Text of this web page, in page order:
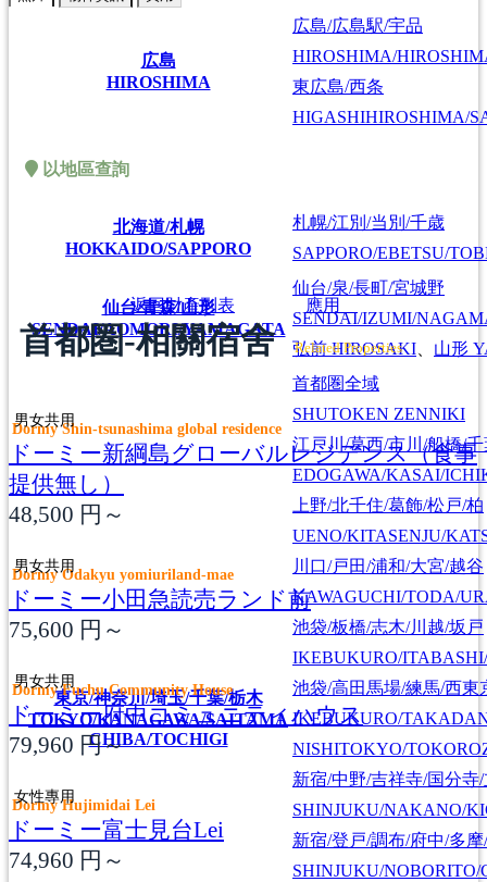
広島
HIROSHIMA
広島/広島駅/宇品
HIROSHIMA/
東広島/西条
HIGASHIHIROSHIMA/
以地區查詢
北海道/札幌
HOKKAIDO/SAPPORO
札幌/江別/当別/千歳
SAPPORO/EBETSU/
仙台/青森/山形
SENDAI/AOMORI/YAMAGATA
仙台/泉/長町/宮城野
SENDAI/IZUMI/
弘前HIROSAKI 山形
東京/神奈川/埼玉/千葉/栃木
TOKYO/KANAGAWA/SAITAMA
CHIBA/TOCHIGI
首都圏全域
SHUTOKEN ZENNIKI
江戸川/葛西/市川/船橋/千
EDOGAWA/KASAI/
上野/北千住/葛飾/松戸/柏
UENO/KITASENJU/
川口/戸田/浦和/大宮/越谷
KAWAGUCHI/TODA/
池袋/板橋/志木/川越/坂戸
IKEBUKURO/
池袋/高田馬場/練馬/西東
IKEBUKURO/
NISHITOKYO/
新宿/中野/吉祥寺/国分寺
SHINJUKU/NAKANO/
新宿/登戸/調布/府中/多
SHINJUKU/
返回財產列表 應用
首都圏-相關宿舍 Related Properties
男女共用
Dormy Shin-tsunashima global residence
ドーミー新綱島グローバルレジデンス（食事
提供無し）
48,500 円～
男女共用
Dormy Odakyu yomiuriland-mae
ドーミー小田急読売ランド前
75,600 円～
男女共用
Dormy Fuchu Community House
ドーミー府中コミュニティハウス
79,960 円～
女性專用
Dormy Hujimidai Lei
ドーミー富士見台Lei
74,960 円～